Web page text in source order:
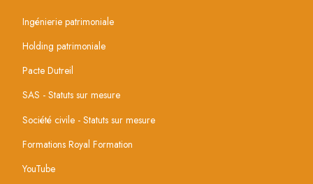
Ingénierie patrimoniale
Holding patrimoniale
Pacte Dutreil
SAS - Statuts sur mesure
Société civile - Statuts sur mesure
Formations Royal Formation
YouTube